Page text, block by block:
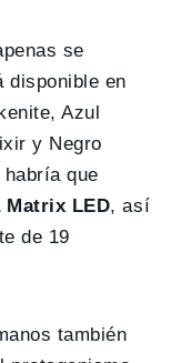
se
disponible en
Azul
y Negro
que
Matrix LED, así
de 19
también